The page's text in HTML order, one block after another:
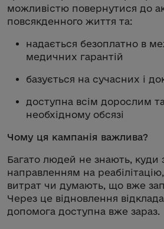
можливістю повернутися до
повсякденного життя та:
надається безоплатно в
медичних гарантій
базується на сучасних і
доступна всім дорослим
необхідному обсязі
Чому ця кампанія важлива?
Багато людей не знають, куди
направленням на
витрат чи думають, що вже
Через це відновлення
допомога доступна вже зараз.